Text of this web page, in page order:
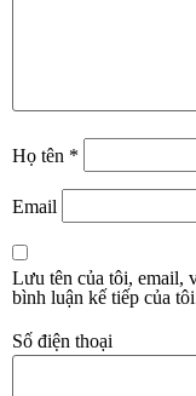
Họ tên *
Email
Lưu tên của tôi, email,
bình luận kế tiếp của
Số điện thoại